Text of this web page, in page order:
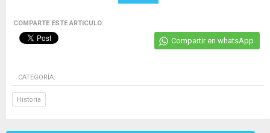
COMPARTE ESTE ARTICULO:
Compartir en whatsApp
CATEGORÍA:
Historia